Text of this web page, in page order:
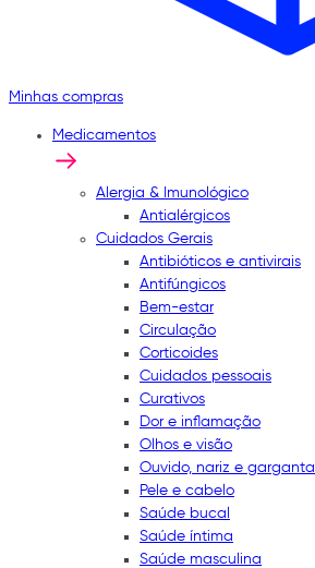
Minhas compras
Medicamentos
Alergia & Imunológico
Antialérgicos
Cuidados Gerais
Antibióticos e antivirais
Antifúngicos
Bem-estar
Circulação
Corticoides
Cuidados pessoais
Curativos
Dor e inflamação
Olhos e visão
Ouvido, nariz e garganta
Pele e cabelo
Saúde bucal
Saúde íntima
Saúde masculina